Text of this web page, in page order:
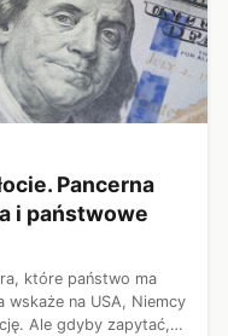
Pancerna
i państwowe
które państwo ma
wskaże na USA, Niemcy
Ale gdyby zapytać,